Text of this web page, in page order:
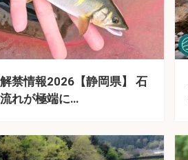
禁情報2026【静岡県】 石
れが極端に…